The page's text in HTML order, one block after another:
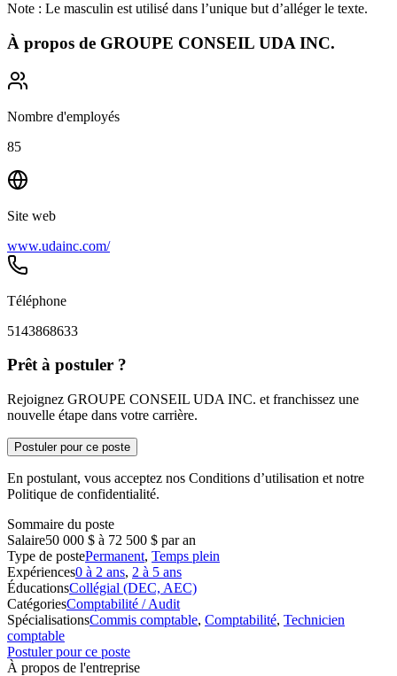
Note : Le masculin est utilisé dans l’unique but d’alléger le texte.
À propos de GROUPE CONSEIL UDA INC.
Nombre d'employés
85
Site web
www.udainc.com/
Téléphone
5143868633
Prêt à postuler ?
Rejoignez GROUPE CONSEIL UDA INC. et franchissez une
nouvelle étape dans votre carrière.
Postuler pour ce poste
En postulant, vous acceptez nos Conditions d’utilisation et notre
Politique de confidentialité.
Sommaire du poste
Salaire50 000 $ à 72 500 $ par an
Type de postePermanent, Temps plein
Expériences0 à 2 ans, 2 à 5 ans
ÉducationsCollégial (DEC, AEC)
CatégoriesComptabilité / Audit
SpécialisationsCommis comptable, Comptabilité, Technicien
comptable
Postuler pour ce poste
À propos de l'entreprise